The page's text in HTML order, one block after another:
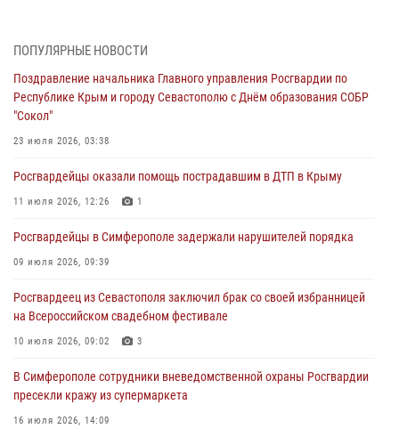
мужчину
Росгвардия в Крыму и Севастополе задержала ряд
правонарушителей
03 августа 2026, 14:08
В Симферополе росгвардейцы задержали гражданина,
подозреваемого в совершении серии краж
Росгвардейцы оперативно задержали нарушителя на охраняемом
30 июля 2026, 12:13
ПОПУЛЯРНЫЕ НОВОСТИ
Поздравление начальника Главного управления Росгвардии по
Республике Крым и городу Севастополю с Днём образования СОБР
"Сокол"
23 июля 2026, 03:38
Росгвардейцы оказали помощь пострадавшим в ДТП в Крыму
11 июля 2026, 12:26 1
Росгвардейцы в Симферополе задержали нарушителей порядка
09 июля 2026, 09:39
Росгвардеец из Севастополя заключил брак со своей избранницей
на Всероссийском свадебном фестивале
10 июля 2026, 09:02 3
В Симферополе сотрудники вневедомственной охраны Росгвардии
пресекли кражу из супермаркета
16 июля 2026, 14:09